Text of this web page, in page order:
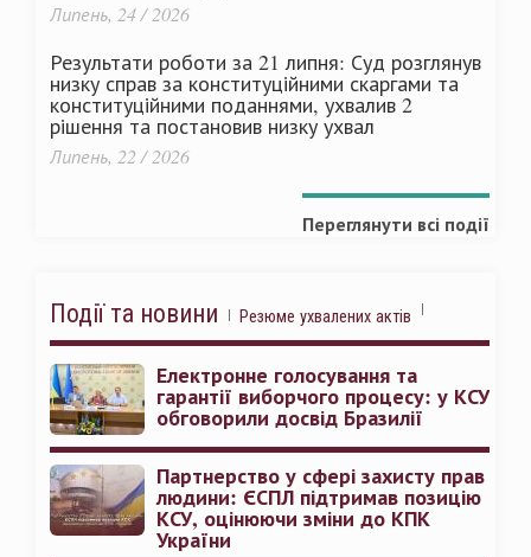
Липень, 24 / 2026
Результати роботи за 21 липня: Суд розглянув
низку справ за конституційними скаргами та
конституційними поданнями, ухвалив 2
рішення та постановив низку ухвал
Липень, 22 / 2026
Переглянути всі події
Події та новини Резюме ухвалених актів
Електронне голосування та
гарантії виборчого процесу: у КСУ
обговорили досвід Бразилії
Партнерство у сфері захисту прав
людини: ЄСПЛ підтримав позицію
КСУ, оцінюючи зміни до КПК
України